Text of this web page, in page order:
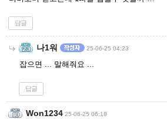
답글
나1워 25-06-25 04:23
잡으면 ... 말해줘요 ...
답글
Won1234 25-06-25 06:18